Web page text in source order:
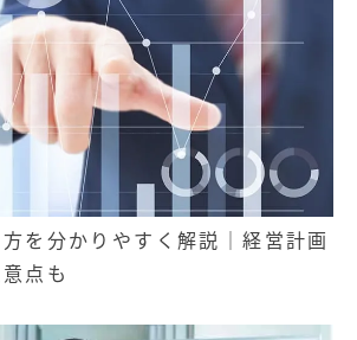
を分かりやすく解説｜経営計画
点も